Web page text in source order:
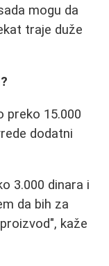
mogu da
traje duže
preko 15.000
dodatni
3.000 dinara i
da bih za
kaže